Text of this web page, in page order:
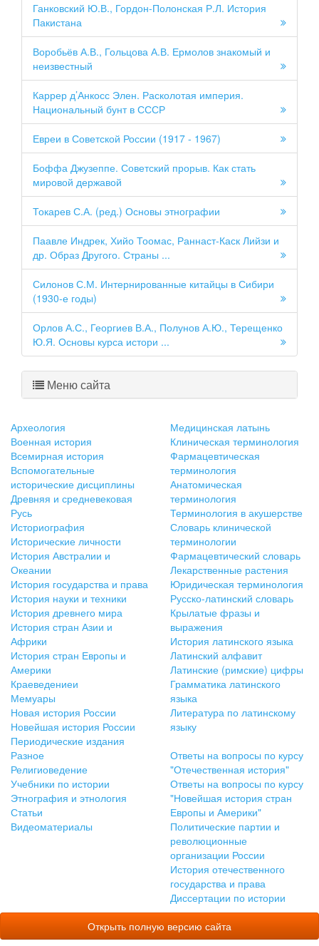
Ганковский Ю.В., Гордон-Полонская Р.Л. История
Пакистана
Воробьёв А.В., Гольцова А.В. Ермолов знакомый и
неизвестный
Каррер д’Анкосс Элен. Расколотая империя.
Национальный бунт в СССР
Евреи в Советской России (1917 - 1967)
Боффа Джузеппе. Советский прорыв. Как стать
мировой державой
Токарев С.А. (ред.) Основы этнографии
Паавле Индрек, Хийо Тоомас, Раннаст-Каск Лийзи и
др. Образ Другого. Страны ...
Силонов С.М. Интернированные китайцы в Сибири
(1930-е годы)
Орлов А.С., Георгиев В.А., Полунов А.Ю., Терещенко
Ю.Я. Основы курса истори ...
Меню сайта
Археология
Военная история
Всемирная история
Вспомогательные
исторические дисциплины
Древняя и средневековая
Русь
Историография
Исторические личности
История Австралии и
Океании
История государства и права
История науки и техники
История древнего мира
История стран Азии и
Африки
История стран Европы и
Америки
Краеведениеи
Мемуары
Новая история России
Новейшая история России
Периодические издания
Разное
Религиоведение
Учебники по истории
Этнография и этнология
Статьи
Видеоматериалы
Медицинская латынь
Клиническая терминология
Фармацевтическая
терминология
Анатомическая
терминология
Терминология в акушерстве
Словарь клинической
терминологии
Фармацевтический словарь
Лекарственные растения
Юридическая терминология
Русско-латинский словарь
Крылатые фразы и
выражения
История латинского языка
Латинский алфавит
Латинские (римские) цифры
Грамматика латинского
языка
Литература по латинскому
языку
Ответы на вопросы по курсу
"Отечественная история"
Ответы на вопросы по курсу
"Новейшая история стран
Европы и Америки"
Политические партии и
революционные
организации России
История отечественного
государства и права
Диссертации по истории
Открыть полную версию сайта